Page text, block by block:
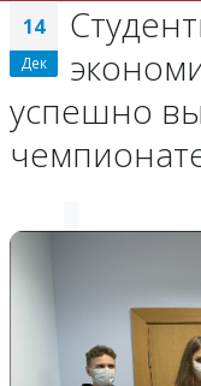
14
Дек
успешно